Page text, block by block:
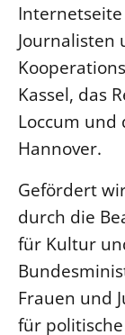
Journalisten
Kassel, das
Loccum und
Hannover.
Gefördert
durch die
für Kultur
Frauen und
für
Corporate
Kantine
Kirchliches
Kirchliche
NKVK